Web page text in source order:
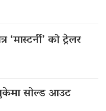
को ट्रेलर
सोल्ड आउट